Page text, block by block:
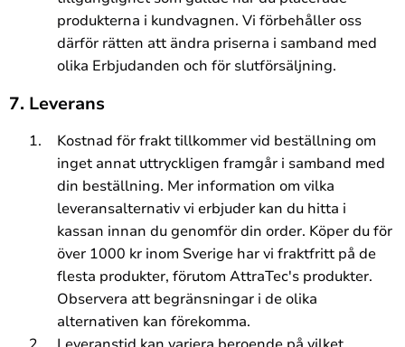
produkterna i kundvagnen. Vi förbehåller oss
därför rätten att ändra priserna i samband med
olika Erbjudanden och för slutförsäljning.
7. Leverans
Kostnad för frakt tillkommer vid beställning om
inget annat uttryckligen framgår i samband med
din beställning. Mer information om vilka
leveransalternativ vi erbjuder kan du hitta i
kassan innan du genomför din order. Köper du för
över 1000 kr inom Sverige har vi fraktfritt på de
flesta produkter, förutom AttraTec's produkter.
Observera att begränsningar i de olika
alternativen kan förekomma.